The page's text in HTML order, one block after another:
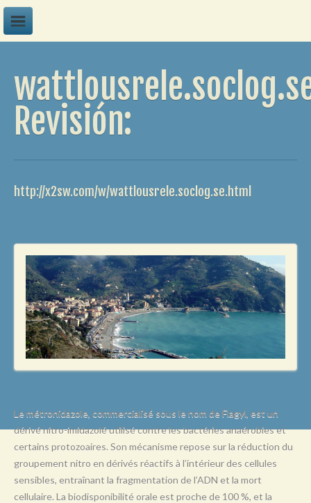
G
P
Q
R
S
Revisión:
http://x2sw.com/w/wattlousrele.soclog.se.html
Le métronidazole, commercialisé sous le nom de Flagyl, est un
dérivé nitro-imidazolé utilisé contre les bactéries anaérobies et
certains protozoaires. Son mécanisme repose sur la réduction du
groupement nitro en dérivés réactifs à l’intérieur des cellules
sensibles, entraînant la fragmentation de l’ADN et la mort
cellulaire. La biodisponibilité orale est proche de 100 %, et la